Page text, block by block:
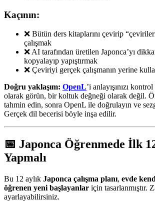
Kaçının:
❌ Bütün ders kitaplarını çevirip
çalışmak
❌ AI tarafından üretilen Japonca’yı
kopyalayıp yapıştırmak
❌ Çeviriyi gerçek çalışmanın yerine
Doğru yaklaşım: OpenL’i anlayışınızı
olarak görün, bir koltuk değneği olarak değil.
tahmin edin, sonra OpenL ile doğrulayın ve
Gerçek dil becerisi böyle inşa edilir.
📅 Japonca Öğrenmede İlk
Yapmalı
Bu 12 aylık Japonca çalışma planı, evde
öğrenen yeni başlayanlar için tasarlanmıştır.
ayarlayabilirsiniz.